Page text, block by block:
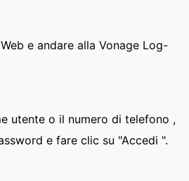
e andare alla Vonage Log-
utente o il numero di telefono ,
e fare clic su "Accedi ".